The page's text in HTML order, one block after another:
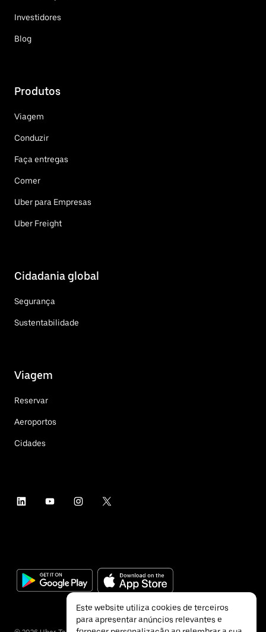
Investidores
Blog
Produtos
Viagem
Conduzir
Faça entregas
Comer
Uber para Empresas
Uber Freight
Cidadania global
Segurança
Sustentabilidade
Viagem
Reservar
Aeroportos
Cidades
Este website utiliza cookies de terceiros
para apresentar anúncios relevantes e